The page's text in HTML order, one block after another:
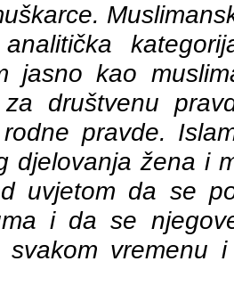
jasno kao
društvenu
pravde.
djelovanja žena i
uvjetom da se
i da se
vremenu i